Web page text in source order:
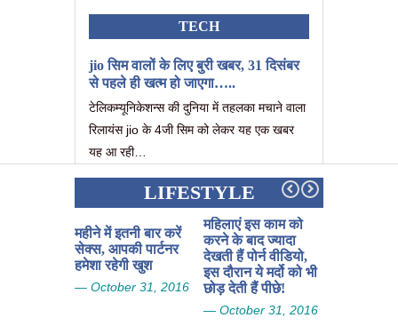
TECH
jio सिम वालों के लिए बुरी खबर, 31 दिसंबर
से पहले ही खत्म हो जाएगा…..
टेलिकम्यूनिकेशन्स की दुनिया में तहलका मचाने वाला
रिलायंस jio के 4जी सिम को लेकर यह एक खबर
यह आ रही…
LIFESTYLE
महीने में इतनी बार करें
सेक्स, आपकी पार्टनर
हमेशा रहेगी खुश
— October 31, 2016
महिलाएं इस काम को
करने के बाद ज्यादा
देखती हैं पोर्न वीडियो,
इस दौरान ये मर्दो को भी
छोड़ देती हैं पीछे!
— October 31, 2016